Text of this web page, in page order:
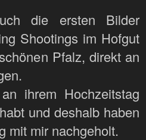
die ersten Bilder
Shootings im Hofgut
Pfalz, direkt an
ihrem Hochzeitstag
und deshalb haben
mit mir nachgeholt.